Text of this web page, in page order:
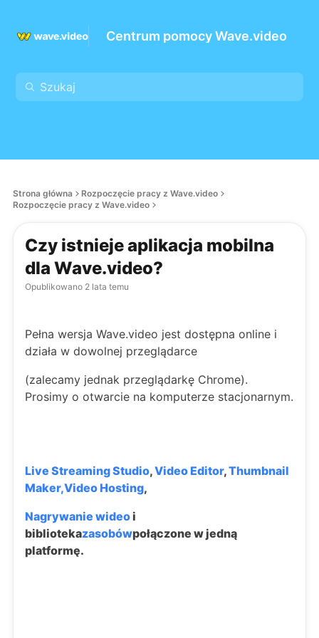
Centrum pomocy Wave.video
Strona główna
Rozpoczęcie pracy z Wave.video
Rozpoczęcie pracy z Wave.video
Czy istnieje aplikacja mobilna
dla Wave.video?
Opublikowano 2 lata temu
Pełna wersja Wave.video jest dostępna online i
działa w dowolnej przeglądarce
(zalecamy jednak przeglądarkę Chrome).
Prosimy o otwarcie na komputerze stacjonarnym.
Live Streaming Studio,Video Editor,Thumbnail
Maker,Video Hosting,
Nagrywanie wideoi
bibliotekazasobówpołączone w jedną
platformę.